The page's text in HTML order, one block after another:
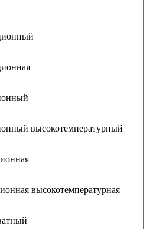
высокотемпературный
высокотемпературная